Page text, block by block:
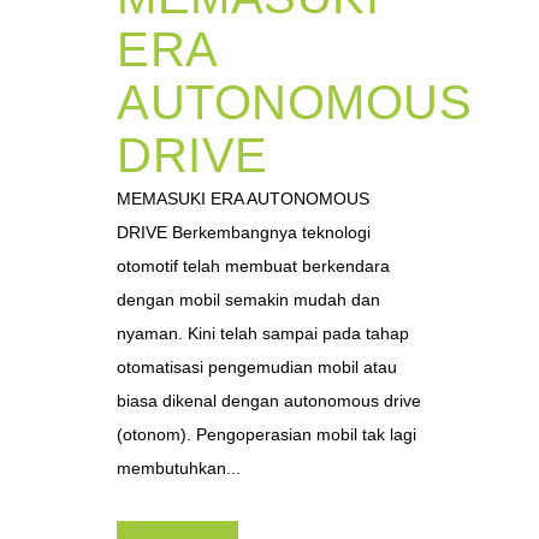
ERA
AUTONOMOUS
DRIVE
MEMASUKI ERA AUTONOMOUS
DRIVE Berkembangnya teknologi
otomotif telah membuat berkendara
dengan mobil semakin mudah dan
nyaman. Kini telah sampai pada tahap
otomatisasi pengemudian mobil atau
biasa dikenal dengan autonomous drive
(otonom). Pengoperasian mobil tak lagi
membutuhkan...